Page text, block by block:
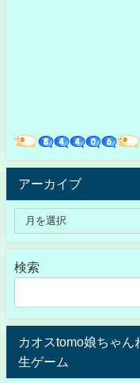
アーカイブ
検索
カオスtomo娘ちゃん
生ゲーム